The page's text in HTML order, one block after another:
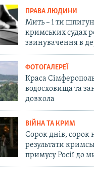
ПРАВА ЛЮДИНИ
Мить – і ти
кримських судах
звинувачення в
ФОТОГАЛЕРЕЇ
Краса
водосховища та
довкола
ВІЙНА ТА КРИМ
Сорок днів, сорок
результати
примусу Росії до